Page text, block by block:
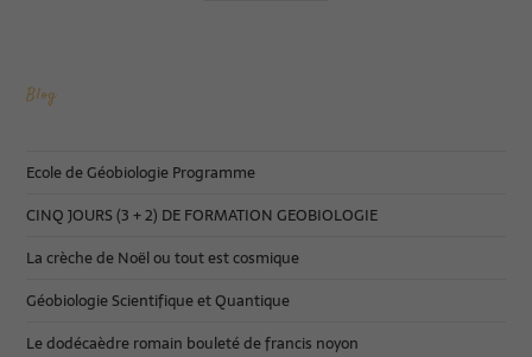
Blog
Ecole de Géobiologie Programme
CINQ JOURS (3 + 2) DE FORMATION GEOBIOLOGIE
La crèche de Noël ou tout est cosmique
Géobiologie Scientifique et Quantique
Le dodécaèdre romain bouleté de francis noyon